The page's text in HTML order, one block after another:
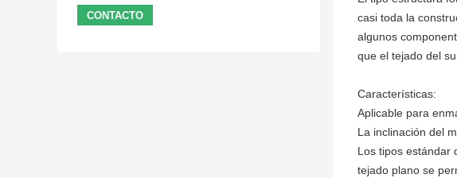
casi toda la
algunos
que el tejado del
Características:
Aplicable para
La inclinación del
Los tipos estándar
tejado plano se